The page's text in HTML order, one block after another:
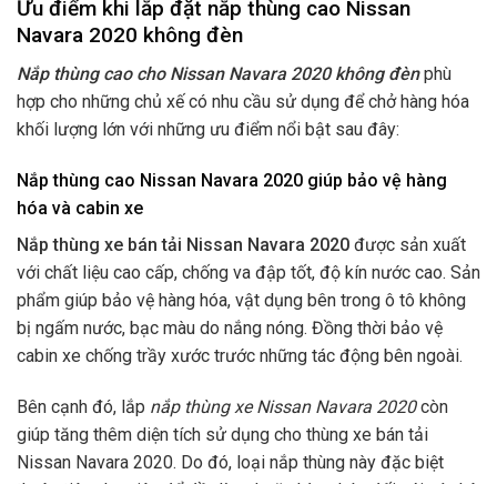
Ưu điểm khi lắp đặt nắp thùng cao Nissan
Navara 2020 không đèn
Nắp thùng cao cho Nissan Navara 2020 không đènphù
hợp cho những chủ xế có nhu cầu sử dụng để chở hàng hóa
khối lượng lớn với những ưu điểm nổi bật sau đây:
Nắp thùng cao Nissan Navara 2020 giúp bảo vệ hàng
hóa và cabin xe
Nắp thùng xe bán tải Nissan Navara 2020 được sản xuất
với chất liệu cao cấp, chống va đập tốt, độ kín nước cao. Sản
phẩm giúp bảo vệ hàng hóa, vật dụng bên trong ô tô không
bị ngấm nước, bạc màu do nắng nóng. Đồng thời bảo vệ
cabin xe chống trầy xước trước những tác động bên ngoài.
Bên cạnh đó, lắp nắp thùng xe Nissan Navara 2020còn
giúp tăng thêm diện tích sử dụng cho thùng xe bán tải
Nissan Navara 2020. Do đó, loại nắp thùng này đặc biệt